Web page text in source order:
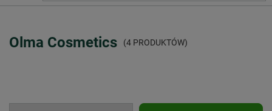
Olma Cosmetics (4 PRODUKTÓW)